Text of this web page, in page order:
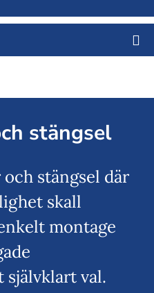
stängsel
stängsel där
skall
montage
val.